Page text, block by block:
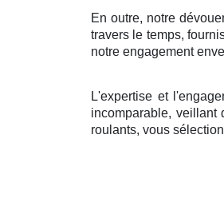
En outre, notre
travers le temps,
notre engagement
L'expertise et
incomparable, veillant
roulants, vous